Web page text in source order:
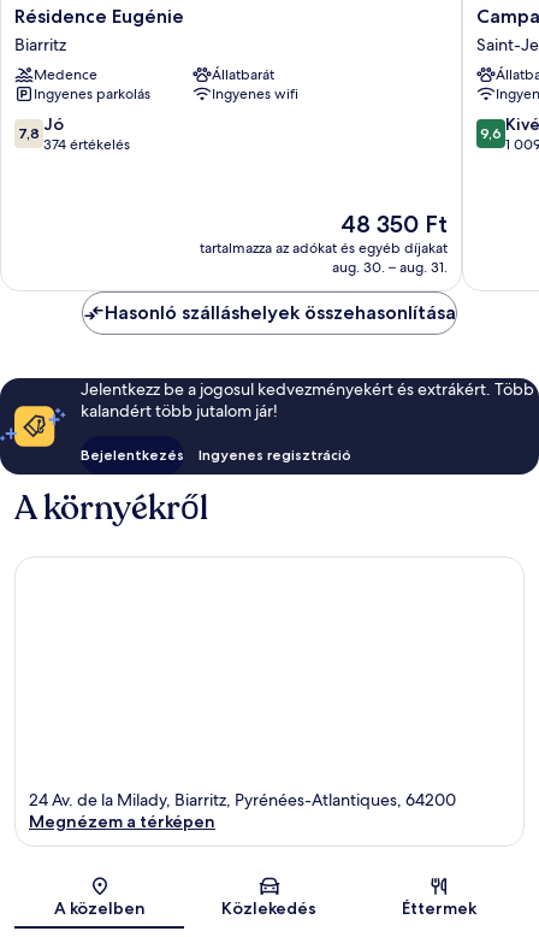
Résidence
Eugénie
Biarritz
Résidence Eugénie
Biarritz
Medence
Állatbarát
Ingyenes parkolás
Ingyenes wifi
7.8
ennyiből:
7,8 Jó
374 értékelés
Az
ár
48 350 Ft
48 350 Ft
tartalmazza az adókat és egyéb díjakat
aug. 30. – aug. 31.
PRIME
-
Saint
Jean
de
Luz
Saint-
9.6
9,6
1
Hasonló szálláshelyek összehasonlítása
Jelentkezz be a jogosul kedvezményekért és extrákért. Több
kalandért több jutalom jár!
Bejelentkezés Ingyenes regisztráció
A környékről
Térkép
24 Av. de la Milady, Biarritz, Pyrénées-Atlantiques, 64200
Megnézem a térképen
A közelben Közlekedés Éttermek